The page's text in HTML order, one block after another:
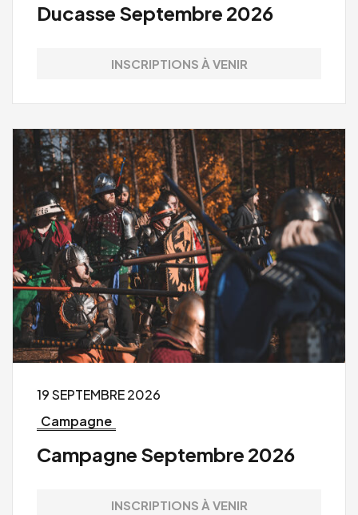
Ducasse Septembre 2026
INSCRIPTIONS À VENIR
19 SEPTEMBRE 2026
Campagne
Campagne Septembre 2026
INSCRIPTIONS À VENIR